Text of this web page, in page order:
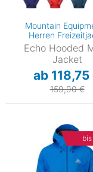
Mountain
Herren
Echo Hooded
Jacket
ab 118,75
159,90 €
bis